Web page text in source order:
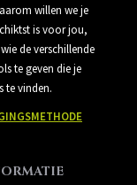
willen we je
is voor jou,
de verschillende
te geven die je
te vinden.